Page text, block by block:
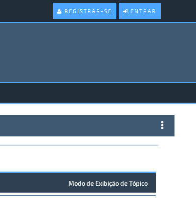
ENTRAR
REGISTRAR-SE
Modo de Exibição de Tópico